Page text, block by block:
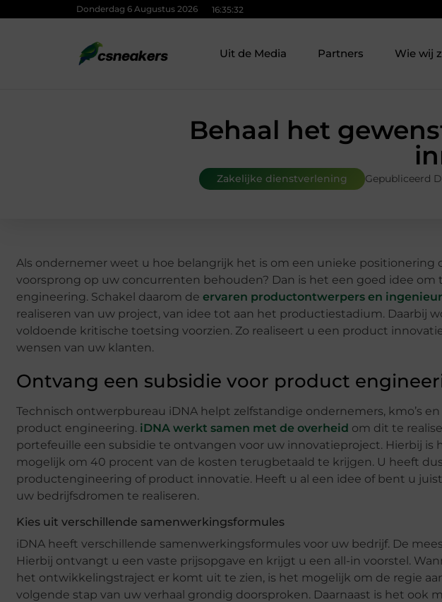
Donderdag 6 Augustus 2026 16:35:33
Uit de Media Partners Wie wij
Behaal het
Zakelijke dienstverlening Gepubliceerd
Als ondernemer weet u hoe belangrijk het is om een unieke
voorsprong op uw concurrenten behouden? Dan is het een goed idee
engineering. Schakel daarom de ervaren productontwerpers en
realiseren van uw project, van idee tot aan het productiestadium. Daarbij
voldoende kritische toetsing voorzien. Zo realiseert u een product
wensen van uw klanten.
Ontvang een subsidie voor product
Technisch ontwerpbureau iDNA helpt zelfstandige ondernemers, kmo’s
product engineering. iDNA werkt samen met de overheid om dit te
portefeuille een subsidie te ontvangen voor uw innovatieproject. Hierbij is
mogelijk om 40 procent van de kosten terugbetaald te krijgen. U heeft
productengineering of product innovatie. Heeft u al een idee of bent u
uw bedrijfsdromen te realiseren.
Kies uit verschillende samenwerkingsformules
iDNA heeft verschillende samenwerkingsformules voor uw bedrijf. De
Hierbij ontvangt u een vaste prijsopgave en krijgt u een all-in voorstel.
het ontwikkelingstraject er komt uit te zien, is het mogelijk om de regie
volgende stap van uw verhaal grondig doorsproken. Daarnaast is het ook